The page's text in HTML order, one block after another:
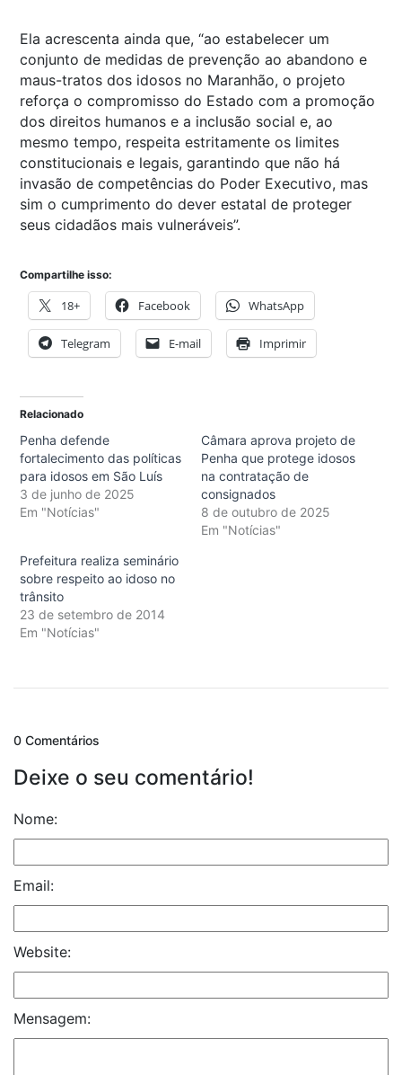
Ela acrescenta ainda que, “ao estabelecer um
conjunto de medidas de prevenção ao abandono e
maus-tratos dos idosos no Maranhão, o projeto
reforça o compromisso do Estado com a promoção
dos direitos humanos e a inclusão social e, ao
mesmo tempo, respeita estritamente os limites
constitucionais e legais, garantindo que não há
invasão de competências do Poder Executivo, mas
sim o cumprimento do dever estatal de proteger
seus cidadãos mais vulneráveis”.
Compartilhe isso:
18+ Facebook WhatsApp
Telegram E-mail Imprimir
Relacionado
Penha defende
fortalecimento das políticas
para idosos em São Luís
3 de junho de 2025
Em "Notícias"
Câmara aprova projeto de
Penha que protege idosos
na contratação de
consignados
8 de outubro de 2025
Em "Notícias"
Prefeitura realiza seminário
sobre respeito ao idoso no
trânsito
23 de setembro de 2014
Em "Notícias"
0 Comentários
Deixe o seu comentário!
Nome:
Email:
Website:
Mensagem: